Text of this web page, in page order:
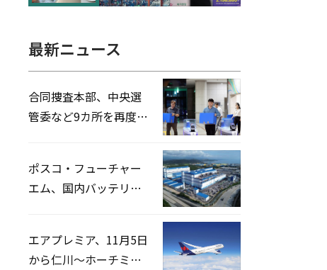
検
最新ニュース
合同捜査本部、中央選
管委など9カ所を再度家
ポスコ・フューチャー
エム、国内バッテリー
エアプレミア、11月5日
から仁川〜ホーチミン